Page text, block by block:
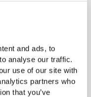
and ads, to
analyse our traffic.
use of our site with
partners who
that you’ve
doivent